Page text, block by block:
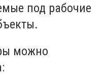
под рабочие
можно